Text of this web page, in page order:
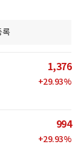
록
1,376
+29.93%
994
+29.93%